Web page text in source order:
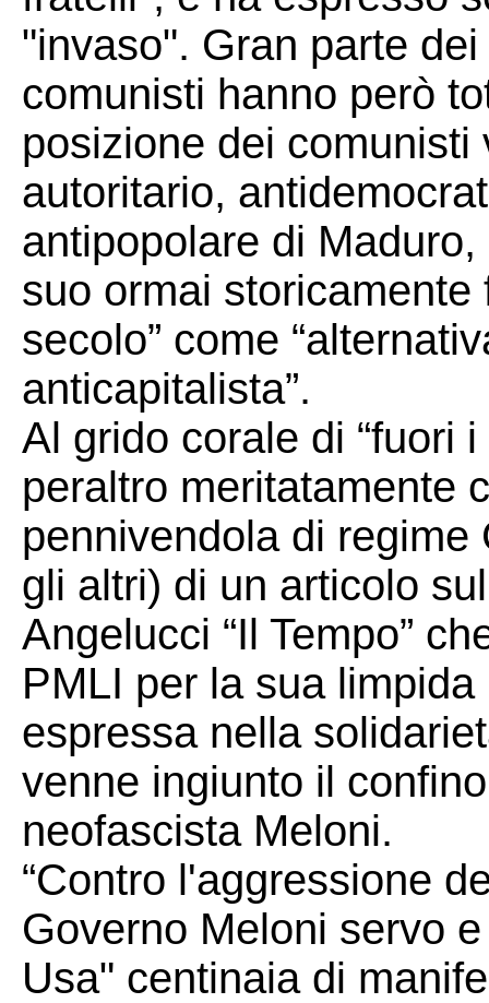
"invaso". Gran parte
comunisti hanno però
posizione dei
autoritario,
antipopolare di
suo ormai storicamente
secolo” come
anticapitalista”.
Al grido corale di “fuori
peraltro meritatamente
pennivendola di
gli altri) di un articolo
Angelucci “Il Tempo”
PMLI per la sua
espressa nella
venne ingiunto il
neofascista Meloni.
“Contro l'aggressione
Governo Meloni servo
Usa" centinaia di